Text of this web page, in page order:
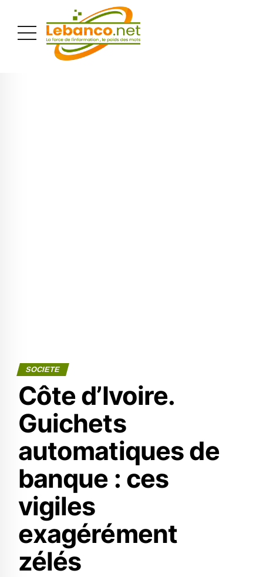
SOCIETE
Côte d’Ivoire.
Guichets
automatiques de
banque : ces
vigiles
exagérément
zélés